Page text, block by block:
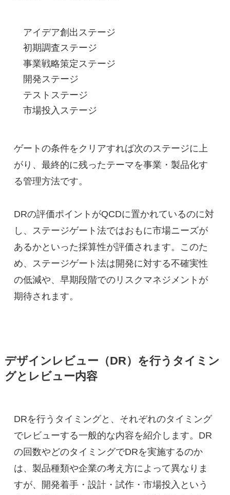
アイデア創出ステージ
初期調査ステージ
事業戦略策定ステージ
開発ステージ
テストステージ
市場投入ステージ
ゲートの条件をクリアすれば次のステージに上
がり、最終的に残ったテーマを事業・製品化す
る管理方法です。
DRの評価ポイントがQCDに置かれているのに対
し、ステージゲート法ではおもに市場ニーズが
あるかといった採算性が評価されます。このた
め、ステージゲート法は開発に対する不確実性
の低減や、早期段階でのリスクマネジメントが
期待されます。
デザインレビュー（DR）を行うタイミン
グとレビュー内容
DRを行うタイミングと、それぞれのタイミング
でレビューする一般的な内容を紹介します。DR
の回数やどのタイミングでDRを実施するのか
は、製品種類や企業の考え方によって異なりま
すが、開発着手・設計・試作・市場投入という